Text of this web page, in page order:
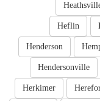
Heflin
Henderson
Hendersonville
Herkimer